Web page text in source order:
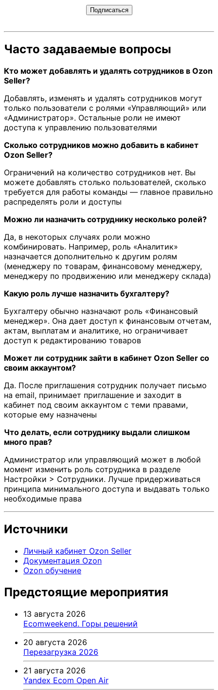
Часто задаваемые вопросы
Кто может добавлять и удалять сотрудников в Ozon
Seller?
Добавлять, изменять и удалять сотрудников могут
только пользователи с ролями «Управляющий» или
«Администратор». Остальные роли не имеют
доступа к управлению пользователями
Сколько сотрудников можно добавить в кабинет
Ozon Seller?
Ограничений на количество сотрудников нет. Вы
можете добавлять столько пользователей, сколько
требуется для работы команды — главное правильно
распределять роли и доступы
Можно ли назначить сотруднику несколько ролей?
Да, в некоторых случаях роли можно
комбинировать. Например, роль «Аналитик»
назначается дополнительно к другим ролям
(менеджеру по товарам, финансовому менеджеру,
менеджеру по продвижению или менеджеру склада)
Какую роль лучше назначить бухгалтеру?
Бухгалтеру обычно назначают роль «Финансовый
менеджер». Она дает доступ к финансовым отчетам,
актам, выплатам и аналитике, но ограничивает
доступ к редактированию товаров
Может ли сотрудник зайти в кабинет Ozon Seller со
своим аккаунтом?
Да. После приглашения сотрудник получает письмо
на email, принимает приглашение и заходит в
кабинет под своим аккаунтом с теми правами,
которые ему назначены
Что делать, если сотруднику выдали слишком
много прав?
Администратор или управляющий может в любой
момент изменить роль сотрудника в разделе
Настройки > Сотрудники. Лучше придерживаться
принципа минимального доступа и выдавать только
необходимые права
Источники
Личный кабинет Ozon Seller
Документация Ozon
Ozon обучение
Предстоящие мероприятия
13 августа 2026
Ecomweekend. Горы решений
20 августа 2026
Перезагрузка 2026
21 августа 2026
Yandex Ecom Open Air